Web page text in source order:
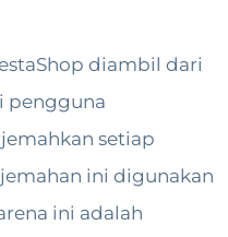
diambil dari
pengguna
setiap
ini digunakan
ini adalah